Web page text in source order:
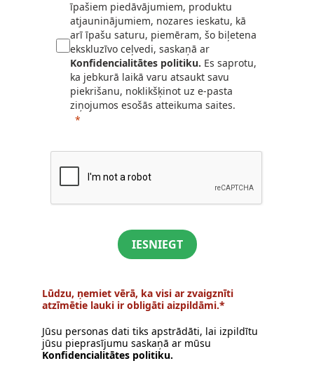
īpašiem piedāvājumiem, produktu
atjauninājumiem, nozares ieskatu, kā
arī īpašu saturu, piemēram, šo biļetena
ekskluzīvo ceļvedi, saskaņā ar
Konfidencialitātes politiku. Es saprotu,
ka jebkurā laikā varu atsaukt savu
piekrišanu, noklikšķinot uz e-pasta
ziņojumos esošās atteikuma saites.
IESNIEGT
Lūdzu, ņemiet vērā, ka visi ar zvaigznīti
atzīmētie lauki ir obligāti aizpildāmi.*
Jūsu personas dati tiks apstrādāti, lai izpildītu
jūsu pieprasījumu saskaņā ar mūsu
Konfidencialitātes politiku.